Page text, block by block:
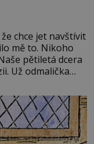
chce jet navštívit
mě to. Nikoho
pětiletá dcera
Už odmalička
statečných